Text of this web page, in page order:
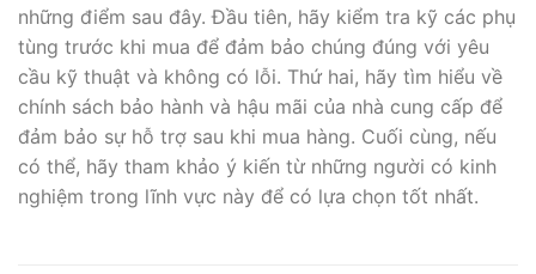
những điểm sau đây. Đầu tiên, hãy kiểm tra kỹ các phụ
tùng trước khi mua để đảm bảo chúng đúng với yêu
cầu kỹ thuật và không có lỗi. Thứ hai, hãy tìm hiểu về
chính sách bảo hành và hậu mãi của nhà cung cấp để
đảm bảo sự hỗ trợ sau khi mua hàng. Cuối cùng, nếu
có thể, hãy tham khảo ý kiến từ những người có kinh
nghiệm trong lĩnh vực này để có lựa chọn tốt nhất.